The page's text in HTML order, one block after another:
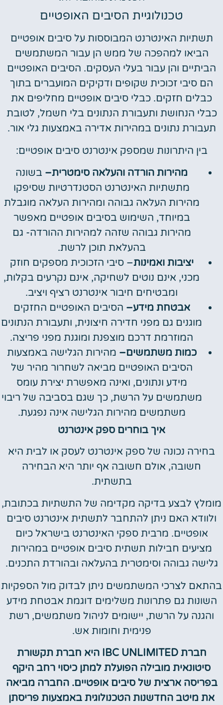
טכנולוגיית הסיבים האופטיים
תשתיות האינטרנט המבוססות על סיבים אופטיים
הביאו למהפכה של ממש הן עבור המשתמשים
הביתיים והן עבור בעלי העסקים. הסיבים האופטיים
הם סיבי זכוכית שקופים ודקיקים המועברים בתוך
כבלים חזקים. כבלי סיבים אופטיים מחליפים את
כבלי הנחושת ותעבורת הנתונים בלי חשמל, לטובת
תעבורת נתונים במהירות אדירה באמצעות גלי אור.
בין היתרונות שמספק אינטרנט סיבים אופטיים:
מהירות הורדה והעלאה סימטרית– בשונה
מתשתיות האינטרנט הסטנדרטיות שסיפקו
מהירות העלאה גבוהה ומהירות העלאה מוגבלת
במיוחד, השימוש בסיבים אופטיים מאפשר
מהירות גבוהה שזהה למהירות ההורדה- גם
בהעלאת תוכן לרשת.
יציבות ואמינות– סיבי הזכוכית מספקים חוזק
מכני, אינם נוטים לשחיקה, אינם נקרעים בקלות,
ומבטיחים חיבור אינטרנט רציף ויציב.
אבטחת מידע– הסיבים האופטיים החזקים
מוגנים גם מפני חדירה חיצונית, ותעבורת הנתונים
המוזרמת דרכם מוצפנת ומוגנת מפני פריצה.
כמות משתמשים– מהירות הגלישה באמצעות
הסיבים האופטיים מביאה לשחרור מהיר של
מידע ונתונים, ואינה מאפשרת יצירת עומס
משתמשים על הרשת, כך שגם בסביבה של ריבוי
משתמשים מהירות הגלישה אינה נפגעת.
איך בוחרים ספק אינטרנט
בחירה נכונה של ספק אינטרנט לעסק או לבית היא
חשובה, אולם חשובה אף יותר היא הבחירה
בתשתית.
מומלץ לבצע בדיקה מקדימה של התשתיות בכתובת,
ולוודא האם ניתן להתחבר לתשתית אינטרנט סיבים
אופטיים. מרבית ספקי האינטרנט בישראל כיום
מציעים חבילות תשתית סיבים אופטיים במהירות
גלישה גבוהה וסימטרית בהעלאה ובהורדת התכנים.
בהתאם לצרכי המשתמשים ניתן לבדוק מול הספקיות
השונות גם פתרונות משלימים דוגמת אבטחת מידע
והגנה על הרשת, יישומים לניהול משתמשים, רשת
פנימית וחומות אש.
חברתIBC UNLIMITED היא חברת תקשורת
סיטונאית מובילה הפועלת למתן כיסוי רחב היקף
בפריסה ארצית של סיבים אופטיים.החברה מביאה
את מיטב החדשנות הטכנולוגית באמצעות פריסתן